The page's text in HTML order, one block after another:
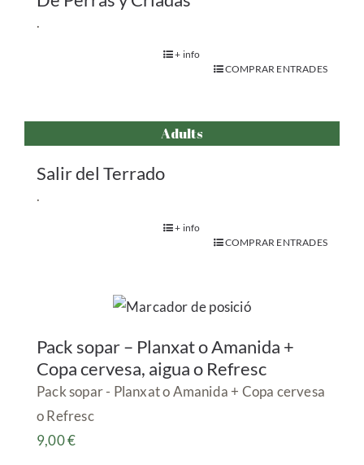
.
+ info
COMPRAR ENTRADES
Adults
Salir del Terrado
.
+ info
COMPRAR ENTRADES
Pack sopar – Planxat o Amanida +
Copa cervesa, aigua o Refresc
Pack sopar - Planxat o Amanida + Copa cervesa
o Refresc
9,00€